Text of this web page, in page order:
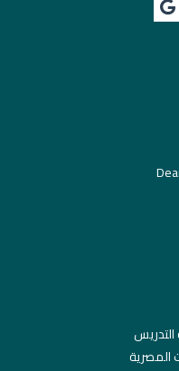
المصرية